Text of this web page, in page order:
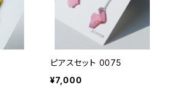
ピアスセット 0075
¥7,000